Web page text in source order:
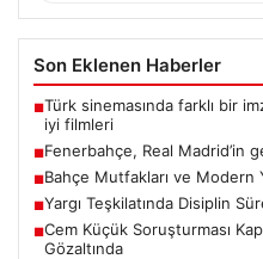
Son Eklenen Haberler
■Türk sinemasında farklı bir
iyi filmleri
■Fenerbahçe, Real Madrid’in
■Bahçe Mutfakları ve Modern
■Yargı Teşkilatında Disiplin
■Cem Küçük Soruşturması
Gözaltında